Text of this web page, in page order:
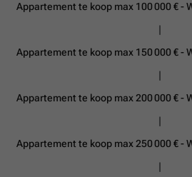
Appartement te koop max 100 000 € -
Appartement te koop max 150 000 € -
Appartement te koop max 200 000 € -
Appartement te koop max 250 000 € -